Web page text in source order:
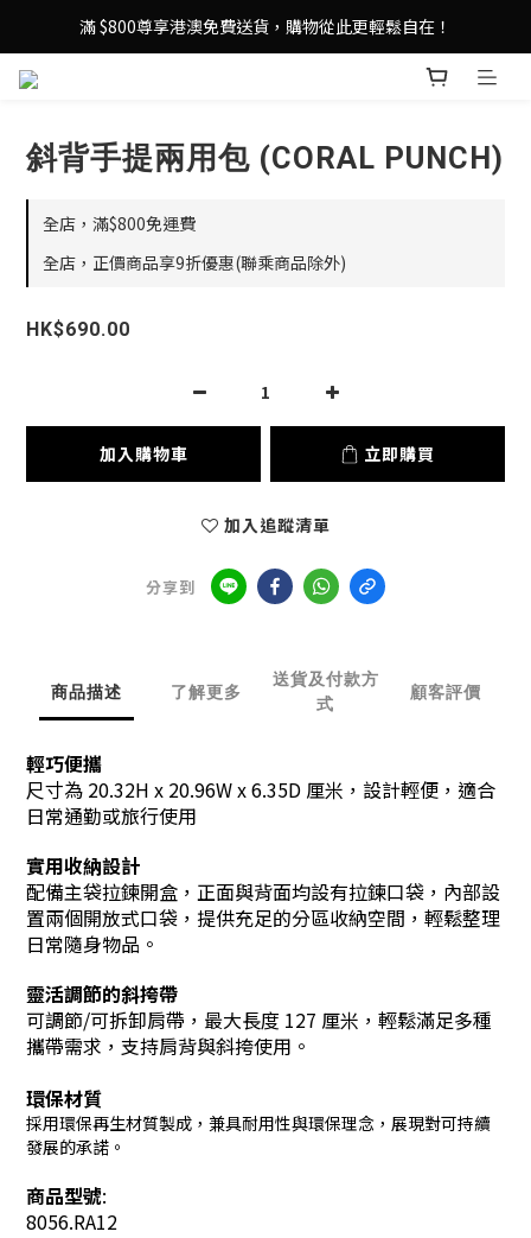
登記成為 LeSportsac網店會員，即享 HK$50 購物金禮遇！
滿 $800尊享港澳免費送貨，購物從此更輕鬆自在！
登記成為 LeSportsac網店會員，即享 HK$50 購物金禮遇！
斜背手提兩用包 (CORAL PUNCH)
全店，滿$800免運費
全店，正價商品享9折優惠(聯乘商品除外)
HK$690.00
加入購物車 立即購買
加入追蹤清單
分享到
商品描述 了解更多
送貨及付款方
式
顧客評價
輕巧便攜
尺寸為 20.32H x 20.96W x 6.35D 厘米，設計輕便，適合
日常通勤或旅行使用
實用收納設計
配備主袋拉鍊開盒，正面與背面均設有拉鍊口袋，內部設
置兩個開放式口袋，提供充足的分區收納空間，輕鬆整理
日常隨身物品。
靈活調節的斜挎帶
可調節/可拆卸肩帶， 最大長度 127 厘米，輕鬆滿足多種
攜帶需求， 支持肩背與斜挎使用。
環保材質
採用環保再生材質製成，兼具耐用性與環保理念，展現對可持續
發展的承諾。
商品型號:
8056.RA12